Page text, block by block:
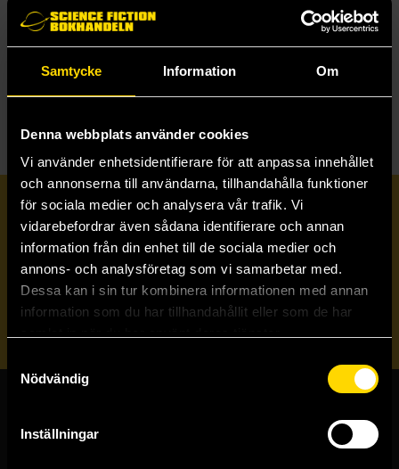
Samtycke Information Om
Denna webbplats använder cookies
Vi använder enhetsidentifierare för att anpassa innehållet
och annonserna till användarna, tillhandahålla funktioner
för sociala medier och analysera vår trafik. Vi
vidarebefordrar även sådana identifierare och annan
information från din enhet till de sociala medier och
annons- och analysföretag som vi samarbetar med.
Dessa kan i sin tur kombinera informationen med annan
information som du har tillhandahållit eller som de har
Nödvändig
Inställningar
KORTROMAN
LÄROBOK
NOVELL
SAMLINGSVOLYM
TECKNA & MÅLA TECKNAD SERIE
Prenumerera på vårt nyhetsbrev
Veckobrevet
Skicka
Butiker & kundtjänst